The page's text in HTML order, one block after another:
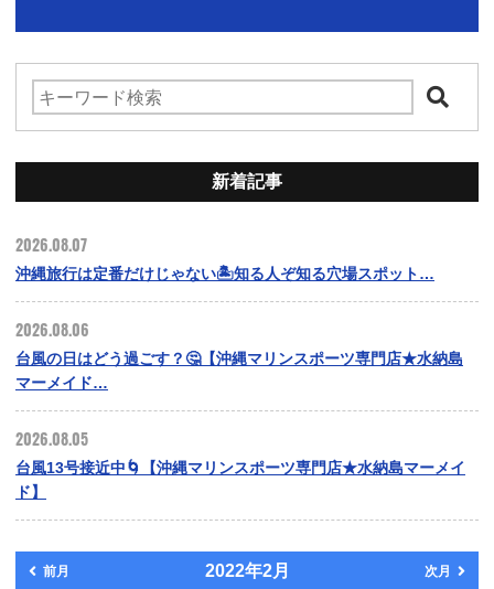
新着記事
2026.08.07
沖縄旅行は定番だけじゃない🏝️知る人ぞ知る穴場スポット…
2026.08.06
台風の日はどう過ごす？🤔【沖縄マリンスポーツ専門店★水納島
マーメイド…
2026.08.05
台風13号接近中🌀【沖縄マリンスポーツ専門店★水納島マーメイ
ド】
前月 2022年2月 次月